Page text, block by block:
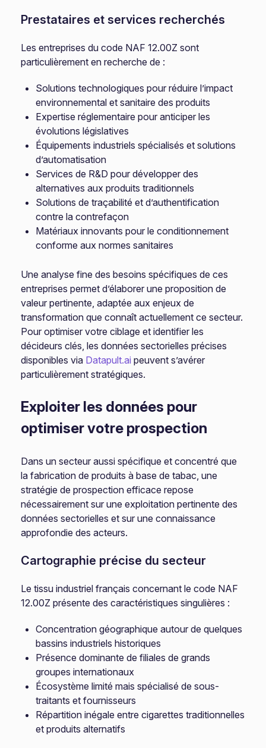
Prestataires et services recherchés
Les entreprises du code NAF 12.00Z sont
particulièrement en recherche de :
Solutions technologiques pour réduire l’impact
environnemental et sanitaire des produits
Expertise réglementaire pour anticiper les
évolutions législatives
Équipements industriels spécialisés et solutions
d’automatisation
Services de R&D pour développer des
alternatives aux produits traditionnels
Solutions de traçabilité et d’authentification
contre la contrefaçon
Matériaux innovants pour le conditionnement
conforme aux normes sanitaires
Une analyse fine des besoins spécifiques de ces
entreprises permet d’élaborer une proposition de
valeur pertinente, adaptée aux enjeux de
transformation que connaît actuellement ce secteur.
Pour optimiser votre ciblage et identifier les
décideurs clés, les données sectorielles précises
disponibles via Datapult.ai peuvent s’avérer
particulièrement stratégiques.
Exploiter les données pour
optimiser votre prospection
Dans un secteur aussi spécifique et concentré que
la fabrication de produits à base de tabac, une
stratégie de prospection efficace repose
nécessairement sur une exploitation pertinente des
données sectorielles et sur une connaissance
approfondie des acteurs.
Cartographie précise du secteur
Le tissu industriel français concernant le code NAF
12.00Z présente des caractéristiques singulières :
Concentration géographique autour de quelques
bassins industriels historiques
Présence dominante de filiales de grands
groupes internationaux
Écosystème limité mais spécialisé de sous-
traitants et fournisseurs
Répartition inégale entre cigarettes traditionnelles
et produits alternatifs